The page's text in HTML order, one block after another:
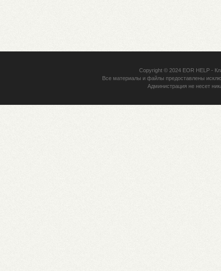
Copyright © 2024 EOR HELP-
Все материалы и файлы предоставлены
Администрация не несет